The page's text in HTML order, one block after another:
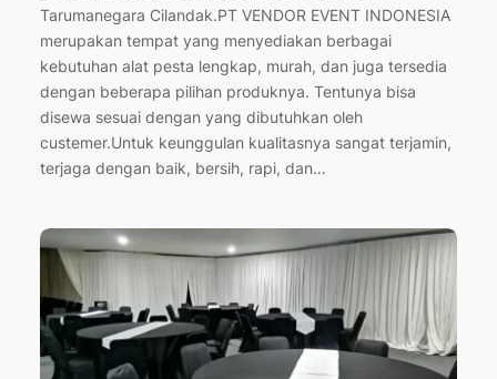
Tarumanegara Cilandak.PT VENDOR EVENT INDONESIA
merupakan tempat yang menyediakan berbagai
kebutuhan alat pesta lengkap, murah, dan juga tersedia
dengan beberapa pilihan produknya. Tentunya bisa
disewa sesuai dengan yang dibutuhkan oleh
custemer.Untuk keunggulan kualitasnya sangat terjamin,
terjaga dengan baik, bersih, rapi, dan…